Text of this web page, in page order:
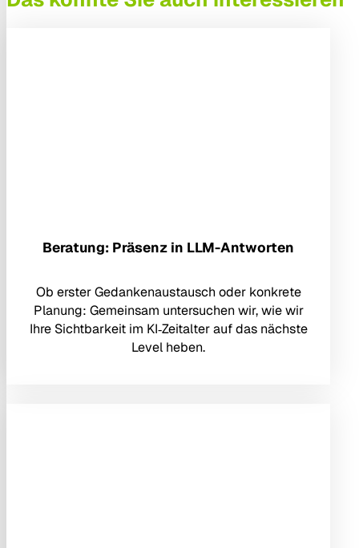
Beratung: Präsenz in LLM-Antworten
Ob erster Gedankenaustausch oder konkrete
Planung: Gemeinsam untersuchen wir, wie wir
Ihre Sichtbarkeit im KI‑Zeitalter auf das nächste
Level heben.